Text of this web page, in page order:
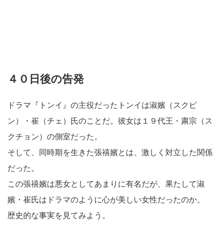
４０日後の告発
ドラマ『トンイ』の主役だったトンイは淑嬪（スクピ
ン）・崔（チェ）氏のことだ。彼女は１９代王・粛宗（ス
クチョン）の側室だった。
そして、同時期を生きた張禧嬪とは、激しく対立した関係
だった。
この張禧嬪は悪女としてあまりに有名だが、果たして淑
嬪・崔氏はドラマのように心が美しい女性だったのか。
歴史的な事実を見てみよう。